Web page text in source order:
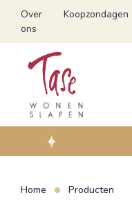
Over
ons
Koopzondagen
Home Producten